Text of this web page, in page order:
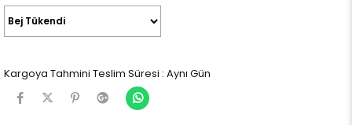
Kargoya Tahmini Teslim Süresi : Aynı Gün